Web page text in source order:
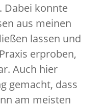
Dabei konnte
aus meinen
lassen und
erproben,
Auch hier
gemacht, dass
am meisten